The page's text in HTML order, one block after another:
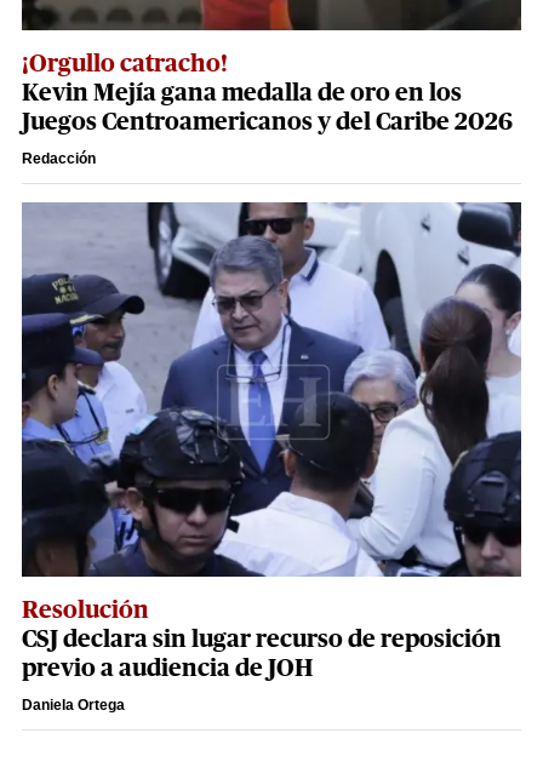
¡Orgullo catracho!
Kevin Mejía gana medalla de oro en los
Juegos Centroamericanos y del Caribe 2026
Redacción
Resolución
CSJ declara sin lugar recurso de reposición
previo a audiencia de JOH
Daniela Ortega